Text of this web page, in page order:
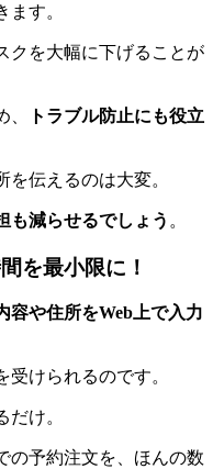
す。
クを大幅に下げることが
トラブル防止にも役立
伝えるのは大変。
も減らせるでしょう 。
を最小限に！
容や住所をWeb上で入力
けられるのです。
け。
の予約注文を、ほんの数